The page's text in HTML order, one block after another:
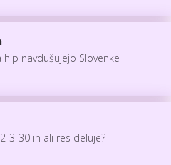
hip navdušujejo Slovenke
3-30 in ali res deluje?